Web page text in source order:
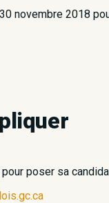
novembre 2018
poser sa